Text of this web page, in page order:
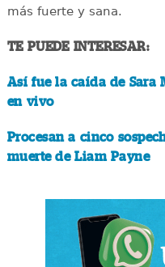
más fuerte y sana.
TE PUEDE INTERESAR:
Así fue la caída de Sara
en vivo
Procesan a cinco
muerte de Liam Payne